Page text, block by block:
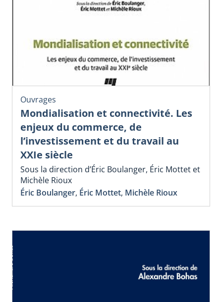
Ouvrages
Mondialisation et connectivité. Les
enjeux du commerce, de
l’investissement et du travail au
XXIe siècle
Sous la direction d’Éric Boulanger, Éric Mottet et
Michèle Rioux
Éric Boulanger, Éric Mottet, Michèle Rioux